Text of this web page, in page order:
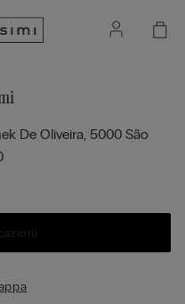
De Oliveira, 5000 São